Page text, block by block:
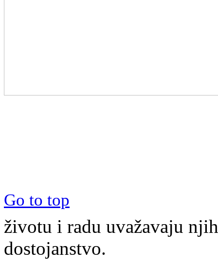
Go to top
životu i radu uvažavaju
dostojanstvo.